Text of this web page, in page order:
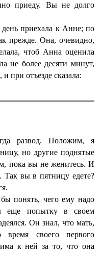
приеду. Вы не долго
приехала к Анне; по
прежде. Она, очевидно,
чтоб Анна оценила
не более десяти минут,
и при отъезде сказала:
развод. Положим, я
но другие поднятые
пока вы не женитесь. И
Так вы в пятницу едете?
понять, чего ему надо
еще попытку в своем
Он знал, что мать,
своего первого
к ней за то, что она